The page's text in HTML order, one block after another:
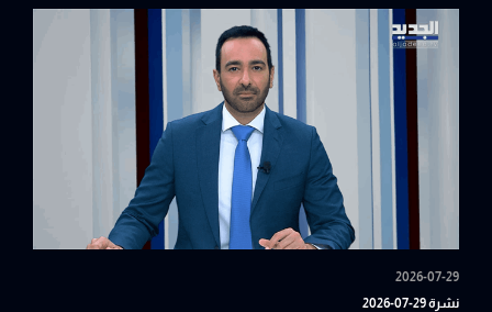
2026-07-29
نشرة 29-07-2026